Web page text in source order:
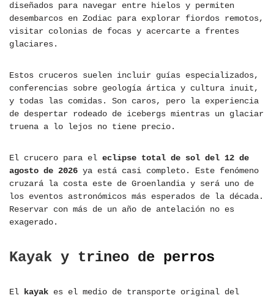
diseñados para navegar entre hielos y permiten
desembarcos en Zodiac para explorar fiordos remotos,
visitar colonias de focas y acercarte a frentes
glaciares.
Estos cruceros suelen incluir guías especializados,
conferencias sobre geología ártica y cultura inuit,
y todas las comidas. Son caros, pero la experiencia
de despertar rodeado de icebergs mientras un glaciar
truena a lo lejos no tiene precio.
El crucero para el eclipse total de sol del 12 de
agosto de 2026 ya está casi completo. Este fenómeno
cruzará la costa este de Groenlandia y será uno de
los eventos astronómicos más esperados de la década.
Reservar con más de un año de antelación no es
exagerado.
Kayak y trineo de perros
El kayak es el medio de transporte original del